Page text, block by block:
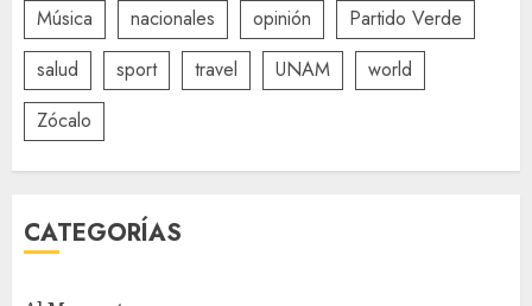
Música
nacionales opinión
Partido Verde
salud
sport travel UNAM
world
Zócalo
CATEGORÍAS